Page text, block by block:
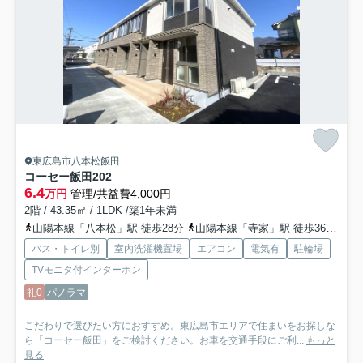
東広島市八本松飯田
コーセー飯田202
6.4万円 管理/共益費4,000円
2階 / 43.35㎡ / 1LDK /築1年未満
山陽本線「八本松」駅 徒歩28分
山陽本線「寺家」駅 徒歩36分
バス・トイレ別 室内洗濯機置場 エアコン 電気有
駐輪場
TVモニタ付インターホン
礼0 パノラマ
こだわりで選びたい方におすすめ。東広島市エリアで住まいをお探しな
ら「コーセー飯田」をご検討ください。お車を交通手段にご利... もっと
見る